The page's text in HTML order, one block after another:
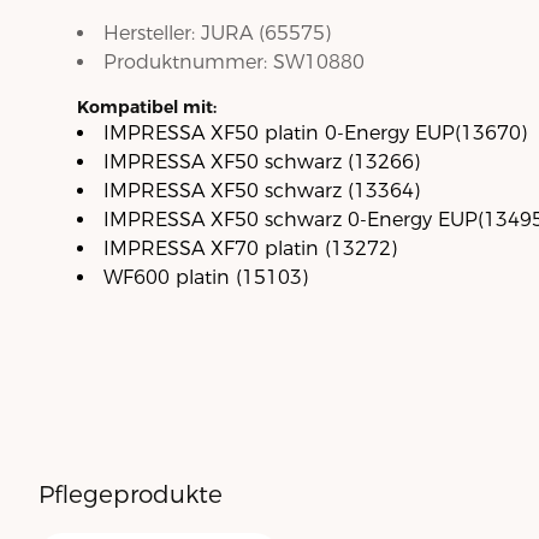
Hersteller: JURA(65575)
Produktnummer: SW10880
Kompatibel mit:
IMPRESSA XF50 platin 0-Energy EUP(13670)
IMPRESSA XF50 schwarz (13266)
IMPRESSA XF50 schwarz (13364)
IMPRESSA XF50 schwarz 0-Energy
IMPRESSA XF70 platin (13272)
WF600 platin (15103)
Pflegeprodukte